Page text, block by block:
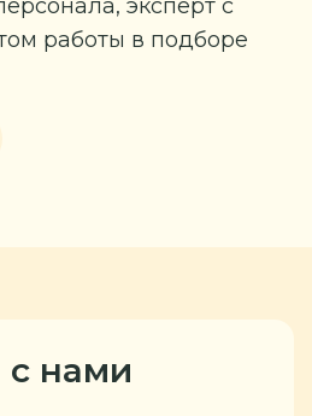
эксперт с
работы в подборе
с нами